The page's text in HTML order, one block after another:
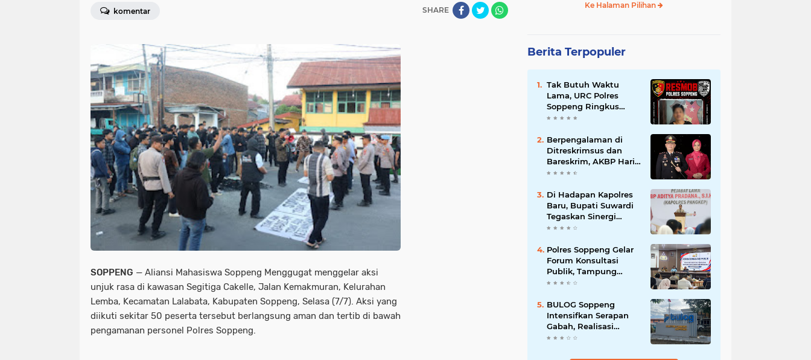
komentar SHARE
SOPPENG — Aliansi Mahasiswa Soppeng Menggugat menggelar aksi
unjuk rasa di kawasan Segitiga Cakelle, Jalan Kemakmuran, Kelurahan
Lemba, Kecamatan Lalabata, Kabupaten Soppeng, Selasa (7/7). Aksi yang
diikuti sekitar 50 peserta tersebut berlangsung aman dan tertib di bawah
pengamanan personel Polres Soppeng.
Ke Halaman Pilihan
Berita Terpopuler
Tak Butuh Waktu
Lama, URC Polres
Soppeng Ringkus
Terduga Pelaku
Berpengalaman di
Ditreskrimsus dan
Bareskrim, AKBP Hari
Budiyanto Nahkodai
Di Hadapan Kapolres
Baru, Bupati Suwardi
Tegaskan Sinergi
Kunci Pembangunan
Polres Soppeng Gelar
Forum Konsultasi
Publik, Tampung
Masukan untuk
BULOG Soppeng
Intensifkan Serapan
Gabah, Realisasi
Harian Tembus 1.500